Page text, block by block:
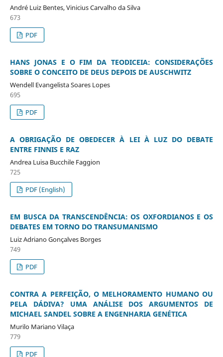
André Luiz Bentes, Vinicius Carvalho da Silva
673
PDF
HANS JONAS E O FIM DA TEODICEIA: CONSIDERAÇÕES
SOBRE O CONCEITO DE DEUS DEPOIS DE AUSCHWITZ
Wendell Evangelista Soares Lopes
695
PDF
A OBRIGAÇÃO DE OBEDECER À LEI À LUZ DO DEBATE
ENTRE FINNIS E RAZ
Andrea Luisa Bucchile Faggion
725
PDF (English)
EM BUSCA DA TRANSCENDÊNCIA: OS OXFORDIANOS E OS
DEBATES EM TORNO DO TRANSUMANISMO
Luiz Adriano Gonçalves Borges
749
PDF
CONTRA A PERFEIÇÃO, O MELHORAMENTO HUMANO OU
PELA DÁDIVA? UMA ANÁLISE DOS ARGUMENTOS DE
MICHAEL SANDEL SOBRE A ENGENHARIA GENÉTICA
Murilo Mariano Vilaça
779
PDF